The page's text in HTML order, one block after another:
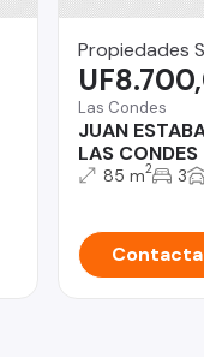
Propiedades
Las Condes
JUAN
LAS CONDES
85 m2 3